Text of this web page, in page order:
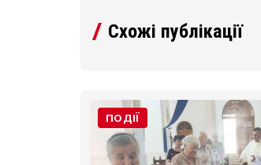
Схожі публікації
ПОДІЇ